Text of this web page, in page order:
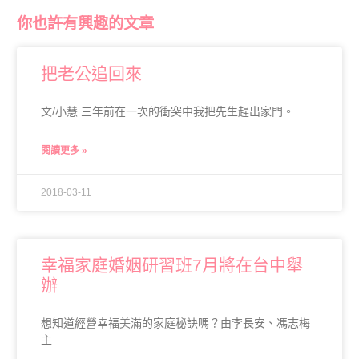
你也許有興趣的文章
把老公追回來
文/小慧 三年前在一次的衝突中我把先生趕出家門。
閱讀更多 »
2018-03-11
幸福家庭婚姻研習班7月將在台中舉
辦
想知道經營幸福美滿的家庭秘訣嗎？由李長安、馮志梅
主